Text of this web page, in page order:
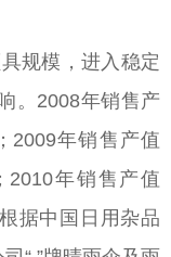
规模，进入稳定
。2008年销售产
2009年销售产值
2010年销售产值
据中国日用杂品